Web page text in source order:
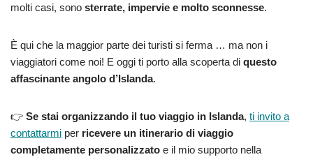
molti casi, sono sterrate, impervie e molto sconnesse.
È qui che la maggior parte dei turisti si ferma … ma non i
viaggiatori come noi! E oggi ti porto alla scoperta di questo
affascinante angolo d’Islanda.
👉 Se stai organizzando il tuo viaggio in Islanda, ti invito a
contattarmi per ricevere un itinerario di viaggio
completamente personalizzato e il mio supporto nella